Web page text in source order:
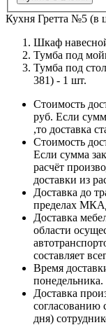
Кухня Гретта №5 (в
Шкаф
Тумба под
Тумба под
381) - 1 шт.
Стоимость
руб. Если
,то доставка
Стоимость
Если сумма
расчёт
доставки из
Доставка до
пределах
Доставка
области
составляет
Время
понедельника.
Доставка
согласованию
дня)